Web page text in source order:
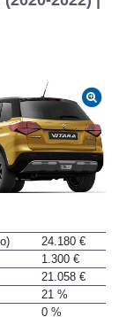
24.180 €
1.300 €
21.058 €
21 %
0 %